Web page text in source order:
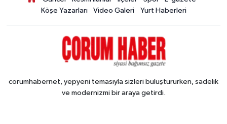
Köşe Yazarları
Video Galeri Yurt Haberleri
corumhabernet, yepyeni temasıyla sizleri buluştururken, sadelik
ve modernizmi bir araya getirdi.